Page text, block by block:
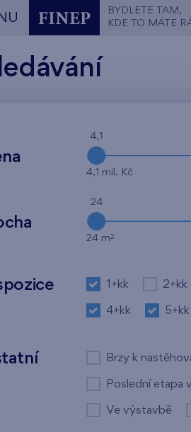
BYDLETE TAM,
KDE TO MÁTE
4,1
4,1 mil. Kč
24
24 m2
1+kk 2+kk
4+kk 5+kk
Brzy k
Poslední etapa
Ve výstavbě